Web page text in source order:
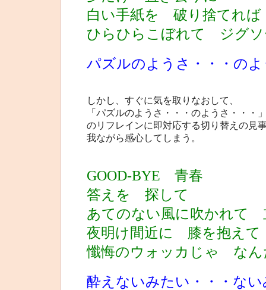
白い手紙を 破り捨てれば
ひらひらこぼれて ジグソ
パズルのようさ・・・の
しかし、すぐに気を取りなおして、
「パズルのようさ・・・のようさ・・・
のリフレインに即対応する切り替えの見
我ながら感心してしまう。
GOOD-BYE 青春
答えを 探して
あてのない風に吹かれて
夜明け間近に 膝を抱えて
懺悔のウォッカじゃ なん
酔えないみたい・・・な